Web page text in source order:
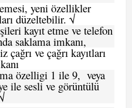
yeni özellikler
düzeltebilir. √
kayıt etme ve telefon
saklama imkanı,
çağrı ve çağrı kayıtları
özelligi 1 ile 9, veya
ile sesli ve görüntülü